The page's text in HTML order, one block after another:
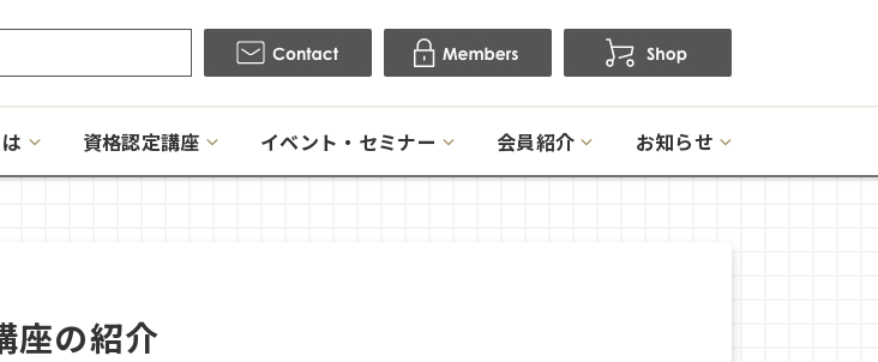
資格認定講座 イベント・セミナー 会員紹介 お知らせ
座の紹介